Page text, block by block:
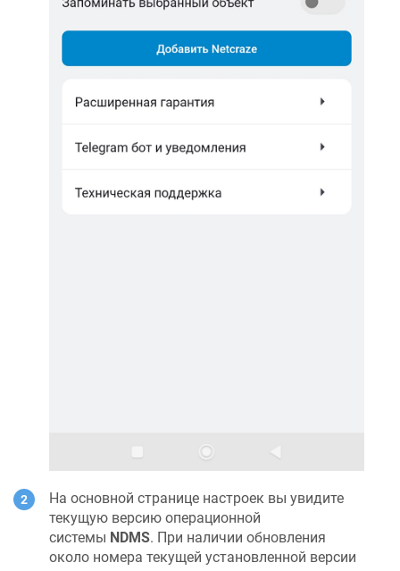
На основной странице настроек вы увидите
текущую версию операционной
системы NDMS. При наличии обновления
около номера текущей установленной версии